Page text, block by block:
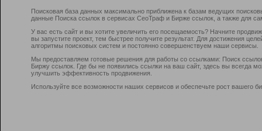
Поисковая база данных максимально приближена к базам ведущих
данные Поиска ссылок в сервисах СеоТраф и Бирже ссылок, а также для
У вас есть сайт и вы хотите увеличить его посещаемость? Начните
вы запустите проект, тем быстрее получите результат. Для достижения
алгоритмы поисковых систем и постоянно совершенствуем наши сервисы.
Мы предоставляем готовые решения для работы со ссылками: Поиск
Биржу ссылок. Где бы не появились ссылки на ваш сайт, здесь вы всегда
улучшить эффективность продвижения.
Используйте все возможности наших сервисов и обеспечьте рост вашего